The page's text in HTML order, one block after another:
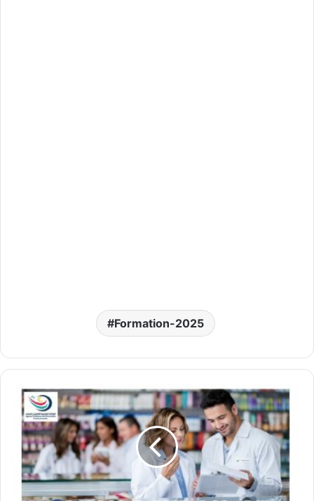
Formation-2025
تكوين
عمومي
مجاني
في
مهنة
محضر
صيدلي